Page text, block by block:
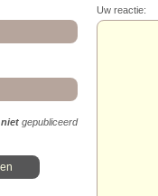
nietgepubliceerd
Uw reactie: